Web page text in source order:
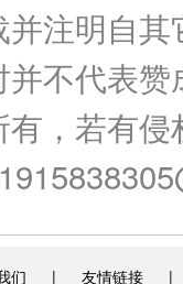
注明自
不代表
，若有
们 | 友情链接 |